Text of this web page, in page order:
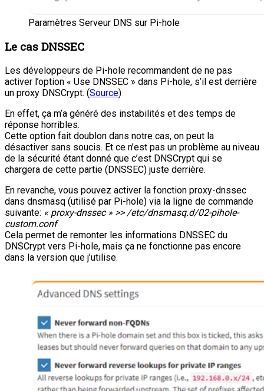
Paramètres Serveur DNS sur Pi-hole
Le cas DNSSEC
Les développeurs de Pi-hole recommandent de ne pas
activer l’option « Use DNSSEC » dans Pi-hole, s’il est derrière
un proxy DNSCrypt. (Source)
En effet, ça m’a généré des instabilités et des temps de
réponse horribles.
Cette option fait doublon dans notre cas, on peut la
désactiver sans soucis. Et ce n’est pas un problème au niveau
de la sécurité étant donné que c’est DNSCrypt qui se
chargera de cette partie (DNSSEC) juste derrière.
En revanche, vous pouvez activer la fonction proxy-dnssec
dans dnsmasq (utilisé par Pi-hole) via la ligne de commande
suivante: « proxy-dnssec » >> /etc/dnsmasq.d/02-pihole-
custom.conf
Cela permet de remonter les informations DNSSEC du
DNSCrypt vers Pi-hole, mais ça ne fonctionne pas encore
dans la version que j’utilise.